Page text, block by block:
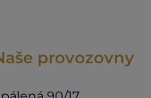
provozovny